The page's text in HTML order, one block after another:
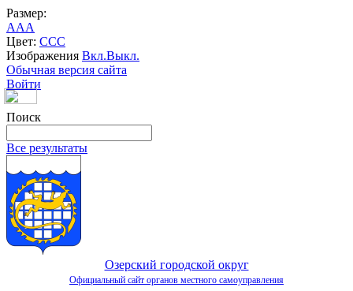
Размер:
AAA
Цвет: CCC
Изображения Вкл.Выкл.
Обычная версия сайта
Войти
Поиск
Все результаты
Озерский городской округ
Официальный сайт органов местного самоуправления